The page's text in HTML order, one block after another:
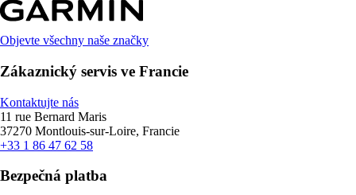
Objevte všechny naše značky
Zákaznický servis ve Francie
Kontaktujte nás
11 rue Bernard Maris
37270 Montlouis-sur-Loire, Francie
+33 1 86 47 62 58
Bezpečná platba